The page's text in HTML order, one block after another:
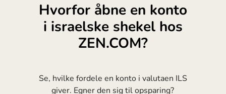
United Kingdom (English)
International (English)
Hvorfor åbne en konto
i israelske shekel hos
ZEN.COM?
Se, hvilke fordele en konto i valutaen ILS
giver. Egner den sig til opsparing?